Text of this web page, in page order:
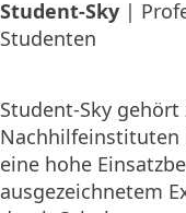
Student-Sky |
Studenten
Student-Sky
Nachhilfeinstituten
eine hohe
ausgezeichnetem